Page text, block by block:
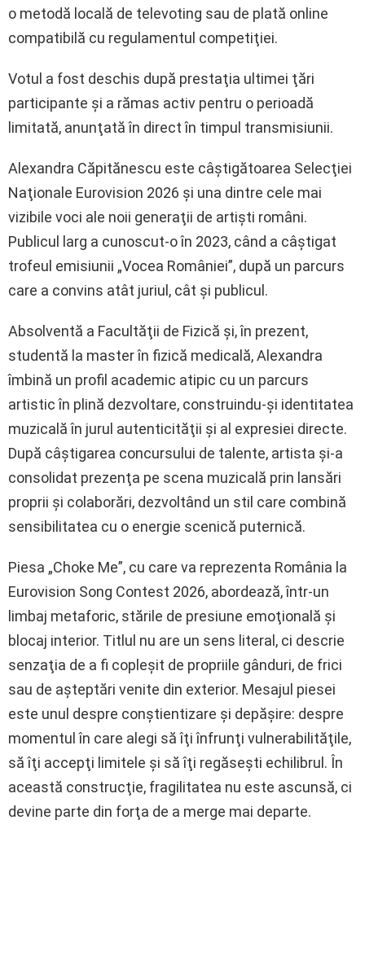
o metodă locală de televoting sau de plată online
compatibilă cu regulamentul competiţiei.
Votul a fost deschis după prestaţia ultimei ţări
participante şi a rămas activ pentru o perioadă
limitată, anunţată în direct în timpul transmisiunii.
Alexandra Căpitănescu este câştigătoarea Selecţiei
Naţionale Eurovision 2026 şi una dintre cele mai
vizibile voci ale noii generaţii de artişti români.
Publicul larg a cunoscut-o în 2023, când a câştigat
trofeul emisiunii „Vocea României”, după un parcurs
care a convins atât juriul, cât şi publicul.
Absolventă a Facultăţii de Fizică şi, în prezent,
studentă la master în fizică medicală, Alexandra
îmbină un profil academic atipic cu un parcurs
artistic în plină dezvoltare, construindu-şi identitatea
muzicală în jurul autenticităţii şi al expresiei directe.
După câştigarea concursului de talente, artista şi-a
consolidat prezenţa pe scena muzicală prin lansări
proprii şi colaborări, dezvoltând un stil care combină
sensibilitatea cu o energie scenică puternică.
Piesa „Choke Me”, cu care va reprezenta România la
Eurovision Song Contest 2026, abordează, într-un
limbaj metaforic, stările de presiune emoţională şi
blocaj interior. Titlul nu are un sens literal, ci descrie
senzaţia de a fi copleşit de propriile gânduri, de frici
sau de aşteptări venite din exterior. Mesajul piesei
este unul despre conştientizare şi depăşire: despre
momentul în care alegi să îţi înfrunţi vulnerabilităţile,
să îţi accepţi limitele şi să îţi regăseşti echilibrul. În
această construcţie, fragilitatea nu este ascunsă, ci
devine parte din forţa de a merge mai departe.